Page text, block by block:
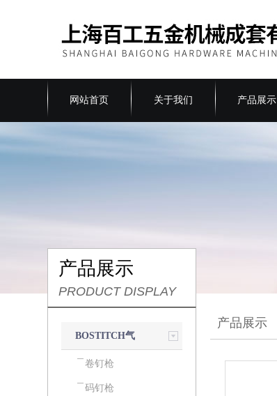
网站首页 关于我们 产品展示
产品展示
PRODUCT DISPLAY
BOSTITCH气
动钉枪
卷钉枪
码钉枪
产品展示